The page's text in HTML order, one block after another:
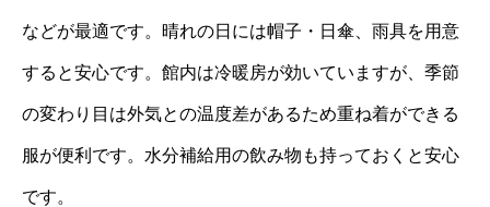
などが最適です。晴れの日には帽子・日傘、雨具を用意
すると安心です。館内は冷暖房が効いていますが、季節
の変わり目は外気との温度差があるため重ね着ができる
服が便利です。水分補給用の飲み物も持っておくと安心
です。